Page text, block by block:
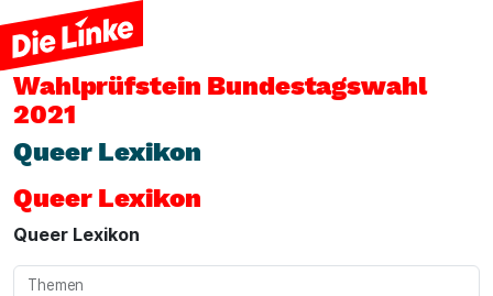
Wahlprüfstein Bundestagswahl
2021
Queer Lexikon
Queer Lexikon
Queer Lexikon
Themen